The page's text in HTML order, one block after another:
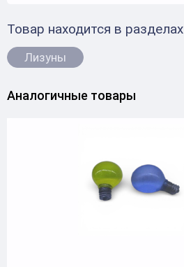
Товар находится в разделах
Лизуны
Аналогичные товары